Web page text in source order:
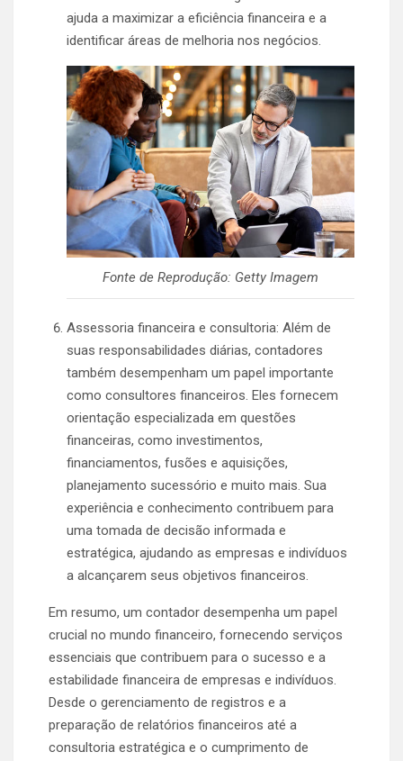
ajuda a maximizar a eficiência financeira e a
identificar áreas de melhoria nos negócios.
Fonte de Reprodução: Getty Imagem
Assessoria financeira e consultoria: Além de
suas responsabilidades diárias, contadores
também desempenham um papel importante
como consultores financeiros. Eles fornecem
orientação especializada em questões
financeiras, como investimentos,
financiamentos, fusões e aquisições,
planejamento sucessório e muito mais. Sua
experiência e conhecimento contribuem para
uma tomada de decisão informada e
estratégica, ajudando as empresas e indivíduos
a alcançarem seus objetivos financeiros.
Em resumo, um contador desempenha um papel
crucial no mundo financeiro, fornecendo serviços
essenciais que contribuem para o sucesso e a
estabilidade financeira de empresas e indivíduos.
Desde o gerenciamento de registros e a
preparação de relatórios financeiros até a
consultoria estratégica e o cumprimento de